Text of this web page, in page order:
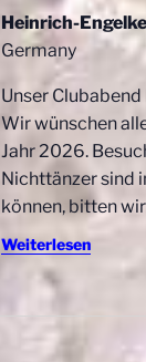
Heinrich-
Germany
Unser
Wir wünschen
Jahr 2026.
Nichttänzer sind
können, bitten
Weiterlesen